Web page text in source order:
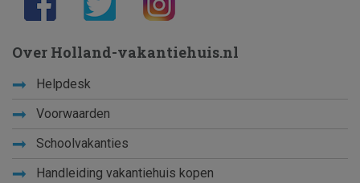
Over Holland-vakantiehuis.nl
Helpdesk
Voorwaarden
Schoolvakanties
Handleiding vakantiehuis kopen